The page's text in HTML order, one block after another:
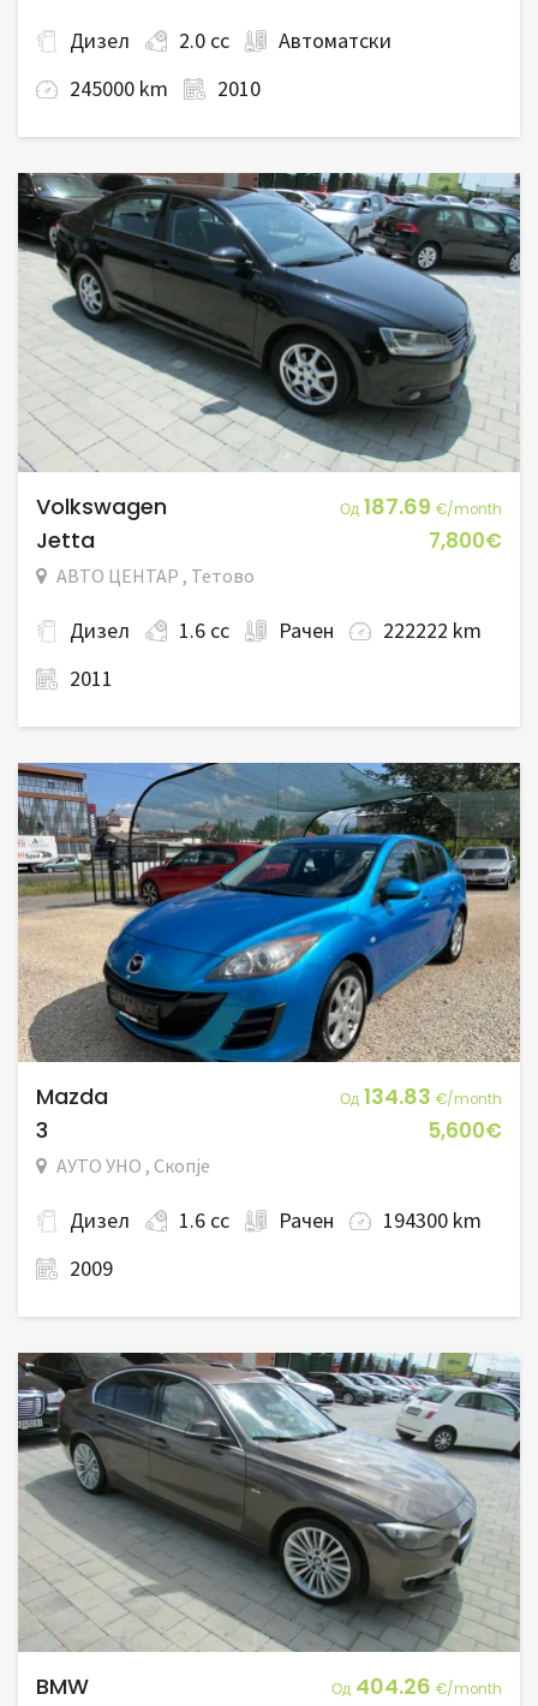
Дизел 2.0 cc
Автоматски
245000 km
2010
Volkswagen Од 187.69 €/month
Jetta 7,800€
АВТО ЦЕНТАР , Тетово
Дизел 1.6 cc Рачен
222222 km
2011
Mazda Од 134.83 €/month
3 5,600€
АУТО УНО , Скопје
Дизел 1.6 cc Рачен
194300 km
2009
BMW Од 404.26 €/month